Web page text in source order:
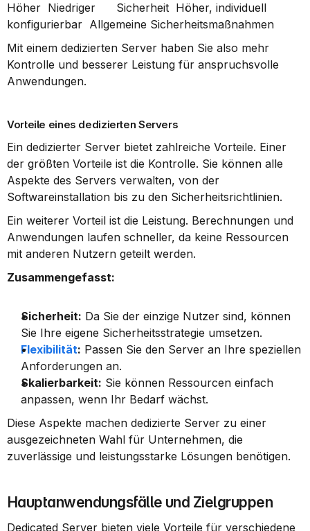
Höher  Niedriger      Sicherheit  Höher, individuell
konfigurierbar  Allgemeine Sicherheitsmaßnahmen
Mit einem dedizierten Server haben Sie also mehr
Kontrolle und besserer Leistung für anspruchsvolle
Anwendungen.
Vorteile eines dedizierten Servers
Ein dedizierter Server bietet zahlreiche Vorteile. Einer
der größten Vorteile ist die Kontrolle. Sie können alle
Aspekte des Servers verwalten, von der
Softwareinstallation bis zu den Sicherheitsrichtlinien.
Ein weiterer Vorteil ist die Leistung. Berechnungen und
Anwendungen laufen schneller, da keine Ressourcen
mit anderen Nutzern geteilt werden.
Zusammengefasst:
Sicherheit: Da Sie der einzige Nutzer sind, können
Sie Ihre eigene Sicherheitsstrategie umsetzen.
Flexibilität: Passen Sie den Server an Ihre speziellen
Anforderungen an.
Skalierbarkeit: Sie können Ressourcen einfach
anpassen, wenn Ihr Bedarf wächst.
Diese Aspekte machen dedizierte Server zu einer
ausgezeichneten Wahl für Unternehmen, die
zuverlässige und leistungsstarke Lösungen benötigen.
Hauptanwendungsfälle und Zielgruppen
Dedicated Server bieten viele Vorteile für verschiedene